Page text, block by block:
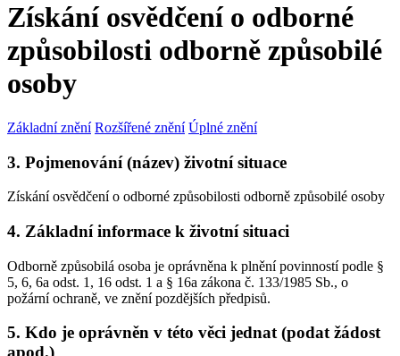
Získání osvědčení o odborné
způsobilosti odborně způsobilé
osoby
Základní znění Rozšířené znění Úplné znění
3. Pojmenování (název) životní situace
Získání osvědčení o odborné způsobilosti odborně způsobilé osoby
4. Základní informace k životní situaci
Odborně způsobilá osoba je oprávněna k plnění povinností podle §
5, 6, 6a odst. 1, 16 odst. 1 a § 16a zákona č. 133/1985 Sb., o
požární ochraně, ve znění pozdějších předpisů.
5. Kdo je oprávněn v této věci jednat (podat žádost